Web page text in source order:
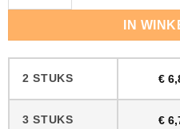
IN
2 STUKS €
3 STUKS €